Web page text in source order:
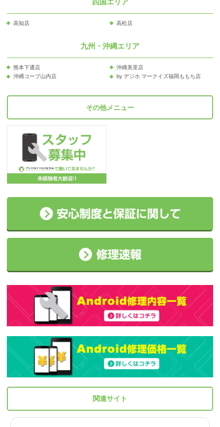
四国エリア
高知店 高松店
九州・沖縄エリア
熊本下通店
沖縄美里店
沖縄コープ山内店
by デジホ マークイズ福岡ももち店
その他メニュー
関連サイト